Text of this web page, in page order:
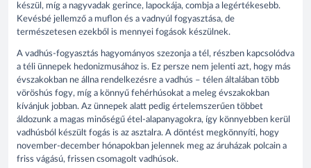
készül, míg a nagyvadak gerince, lapockája, combja a legértékesebb.
Kevésbé jellemző a muflon és a vadnyúl fogyasztása, de
természetesen ezekből is mennyei fogások készülnek.
A vadhús-fogyasztás hagyományos szezonja a tél, részben kapcsolódva
a téli ünnepek hedonizmusához is. Ez persze nem jelenti azt, hogy más
évszakokban ne állna rendelkezésre a vadhús – télen általában több
vöröshús fogy, míg a könnyű fehérhúsokat a meleg évszakokban
kívánjuk jobban. Az ünnepek alatt pedig értelemszerűen többet
áldozunk a magas minőségű étel-alapanyagokra, így könnyebben kerül
vadhúsból készült fogás is az asztalra. A döntést megkönnyíti, hogy
november-december hónapokban jelennek meg az áruházak polcain a
friss vágású, frissen csomagolt vadhúsok.